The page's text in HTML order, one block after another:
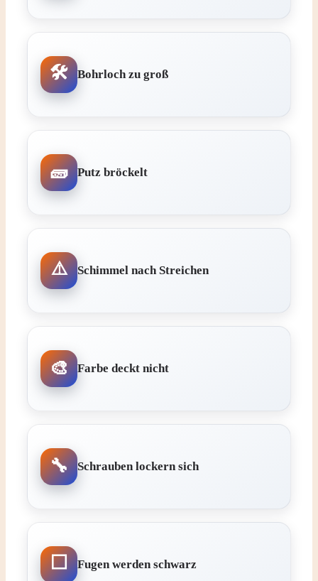
Bohrloch zu groß
Putz bröckelt
Schimmel nach Streichen
Farbe deckt nicht
Schrauben lockern sich
Fugen werden schwarz